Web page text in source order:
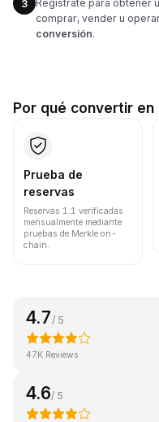
3
Regístrate para obtener
comprar, vender u
conversión.
Por qué convertir en
Prueba de
reservas
Reservas 1:1 verificadas
mensualmente mediante
pruebas de Merkle on-
chain.
4.7 / 5
47K Reviews
4.6/ 5